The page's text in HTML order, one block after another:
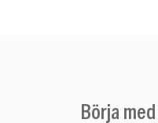
Börja